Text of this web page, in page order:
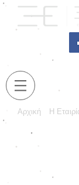
Αρχική Η